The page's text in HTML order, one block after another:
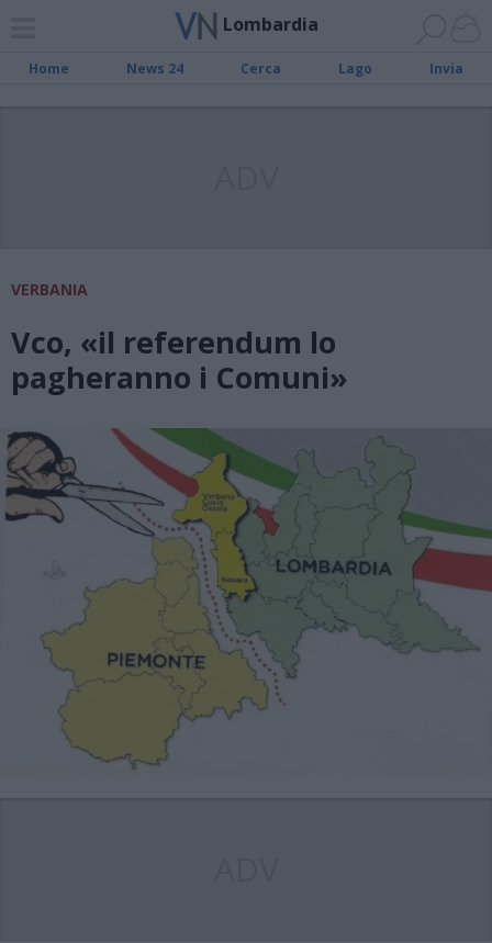
Lombardia
Home News 24 Cerca Lago Invia
VERBANIA
Vco, «il referendum lo
pagheranno i Comuni»